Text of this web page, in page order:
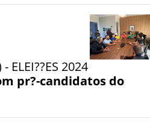
- ELEI??ES 2024
pr?-candidatos do